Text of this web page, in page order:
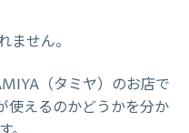
ません。
（タミヤ）のお店で
使えるのかどうかを分か